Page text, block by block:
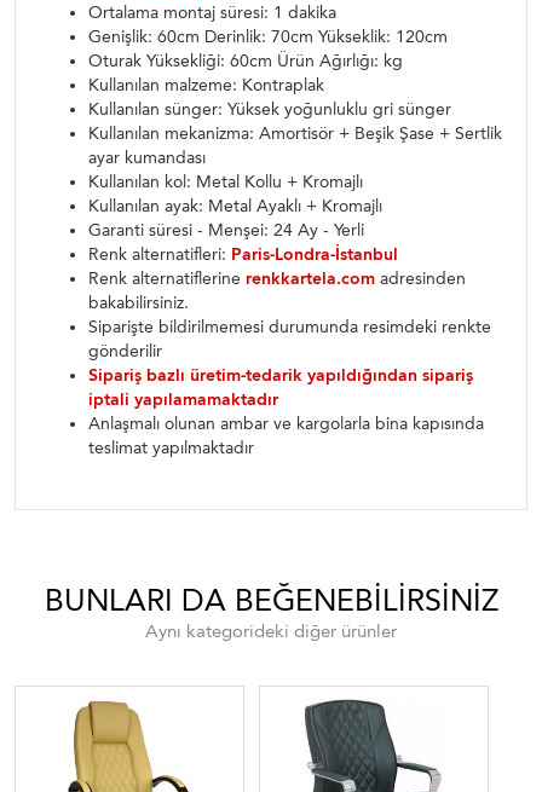
Ortalama montaj süresi: 1 dakika
Genişlik: 60cm Derinlik: 70cm Yükseklik: 120cm
Oturak Yüksekliği: 60cm Ürün Ağırlığı: kg
Kullanılan malzeme: Kontraplak
Kullanılan sünger: Yüksek yoğunluklu gri sünger
Kullanılan mekanizma: Amortisör + Beşik Şase + Sertlik
ayar kumandası
Kullanılan kol: Metal Kollu + Kromajlı
Kullanılan ayak: Metal Ayaklı + Kromajlı
Garanti süresi - Menşei: 24 Ay - Yerli
Renk alternatifleri: Paris-Londra-İstanbul
Renk alternatiflerine renkkartela.com adresinden
bakabilirsiniz.
Siparişte bildirilmemesi durumunda resimdeki renkte
gönderilir
Sipariş bazlı üretim-tedarik yapıldığından sipariş
iptali yapılamamaktadır
Anlaşmalı olunan ambar ve kargolarla bina kapısında
teslimat yapılmaktadır
BUNLARI DA BEĞENEBILIRSINIZ
Aynı kategorideki diğer ürünler